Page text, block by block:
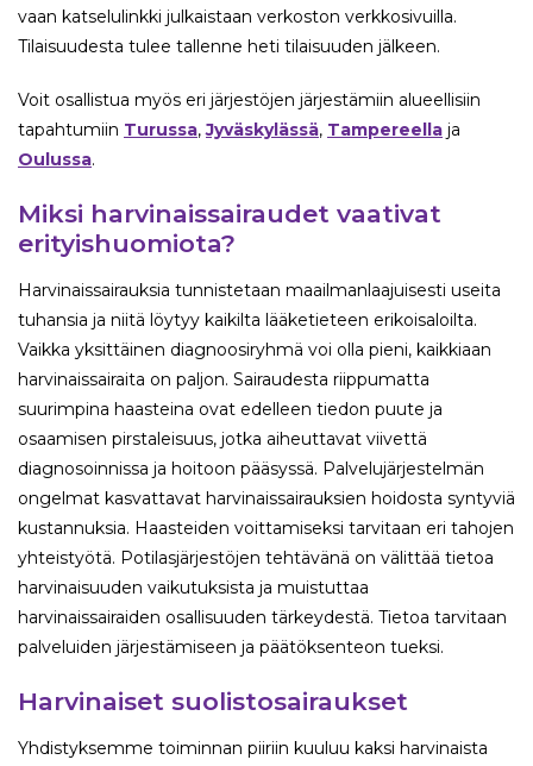
vaan katselulinkki julkaistaan verkoston verkkosivuilla.
Tilaisuudesta tulee tallenne heti tilaisuuden jälkeen.
Voit osallistua myös eri järjestöjen järjestämiin alueellisiin
tapahtumiin Turussa,Jyväskylässä, Tampereella ja
Oulussa.
Miksi harvinaissairaudet vaativat
erityishuomiota?
Harvinaissairauksia tunnistetaan maailmanlaajuisesti useita
tuhansia ja niitä löytyy kaikilta lääketieteen erikoisaloilta.
Vaikka yksittäinen diagnoosiryhmä voi olla pieni, kaikkiaan
harvinaissairaita on paljon. Sairaudesta riippumatta
suurimpina haasteina ovat edelleen tiedon puute ja
osaamisen pirstaleisuus, jotka aiheuttavat viivettä
diagnosoinnissa ja hoitoon pääsyssä. Palvelujärjestelmän
ongelmat kasvattavat harvinaissairauksien hoidosta syntyviä
kustannuksia. Haasteiden voittamiseksi tarvitaan eri tahojen
yhteistyötä. Potilasjärjestöjen tehtävänä on välittää tietoa
harvinaisuuden vaikutuksista ja muistuttaa
harvinaissairaiden osallisuuden tärkeydestä. Tietoa tarvitaan
palveluiden järjestämiseen ja päätöksenteon tueksi.
Harvinaiset suolistosairaukset
Yhdistyksemme toiminnan piiriin kuuluu kaksi harvinaista